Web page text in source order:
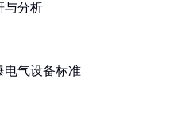
与分析
电气设备标准